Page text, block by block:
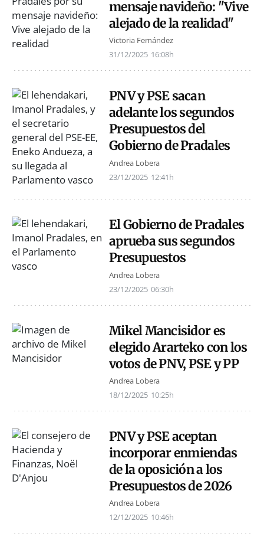
mensaje navideño: "Vive
alejado de la realidad"
Victoria Fernández
31/12/2025 16:08h
PNV y PSE sacan
adelante los segundos
Presupuestos del
Gobierno de Pradales
Andrea Lobera
23/12/2025 12:41h
El Gobierno de Pradales
aprueba sus segundos
Presupuestos
Andrea Lobera
23/12/2025 06:30h
Mikel Mancisidor es
elegido Ararteko con los
votos de PNV, PSE y PP
Andrea Lobera
18/12/2025 10:25h
PNV y PSE aceptan
incorporar enmiendas
de la oposición a los
Presupuestos de 2026
Andrea Lobera
12/12/2025 10:46h